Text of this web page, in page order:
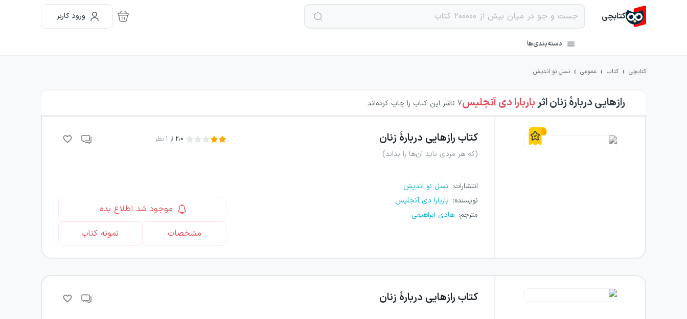
کتابچی ورود کاربر
دسته‌بندی‌ها
کتابچی › کتاب › عمومی › نسل نو اندیش
رازهایی دربارهٔ زناناثرباربارا دی آنجلیس7 ناشر این کتاب را چاپ کرده‌اند
کتاب رازهایی دربارهٔ زنان
(که هر مردی باید آن‌ها را بداند)
انتشارات: نسل نو اندیش
نویسنده: باربارا دی آنجلیس
مترجم: هادی ابراهیمی
2.0 از 1 نظر
موجود شد اطلاع بده
مشخصات
نمونه کتاب
کتاب رازهایی دربارهٔ زنان